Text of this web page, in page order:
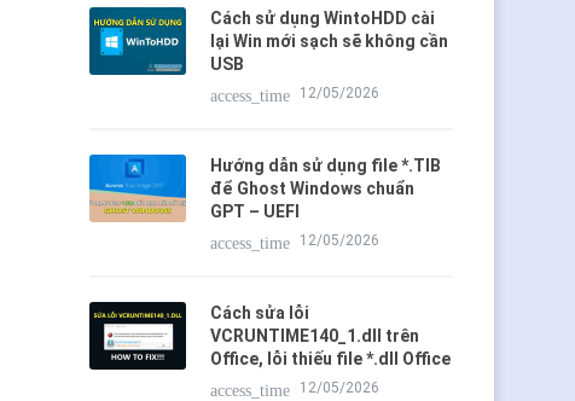
Cách sử dụng WintoHDD cài
lại Win mới sạch sẽ không cần
USB
access_time
12/05/2026
Hướng dẫn sử dụng file *.TIB
để Ghost Windows chuẩn
GPT – UEFI
access_time
12/05/2026
Cách sửa lỗi
VCRUNTIME140_1.dll trên
Office, lỗi thiếu file *.dll Office
access_time
12/05/2026